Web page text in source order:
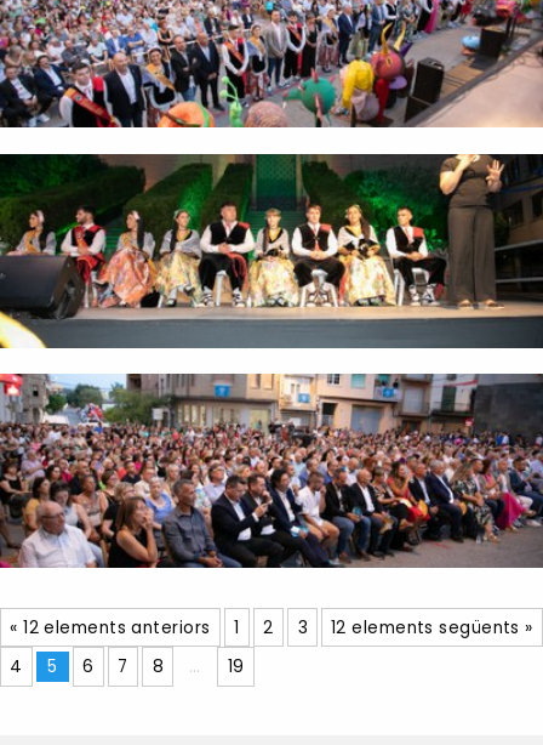
« 12 elements anteriors 12 elements següents »
1 2
3
4
5 6 7 8 ... 19